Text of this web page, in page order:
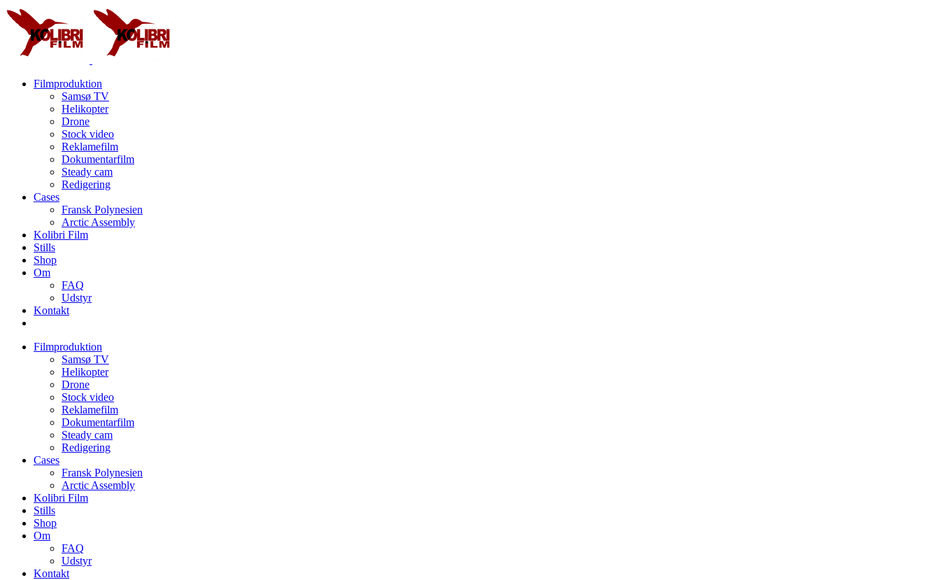
Skip
to
content
Filmproduktion
Samsø TV
Helikopter
Drone
Stock video
Reklamefilm
Dokumentarfilm
Steady cam
Redigering
Cases
Fransk Polynesien
Arctic Assembly
Kolibri Film
Stills
Shop
Om
FAQ
Udstyr
Kontakt
Filmproduktion
Samsø TV
Helikopter
Drone
Stock video
Reklamefilm
Dokumentarfilm
Steady cam
Redigering
Cases
Fransk Polynesien
Arctic Assembly
Kolibri Film
Stills
Shop
Om
FAQ
Udstyr
Kontakt